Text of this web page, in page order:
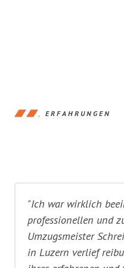
ERFAHRUNGEN
"Ich war wirklich
professionellen und
Umzugsmeister
in Luzern verlief